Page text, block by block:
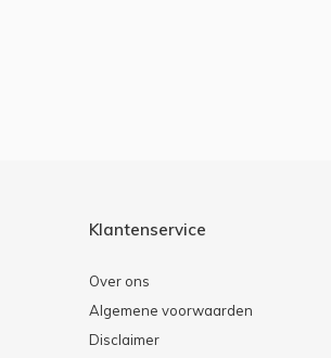
Klantenservice
Over ons
Algemene voorwaarden
Disclaimer